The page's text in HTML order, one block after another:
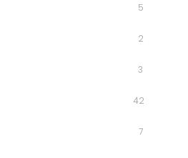
5
2
3
42
7